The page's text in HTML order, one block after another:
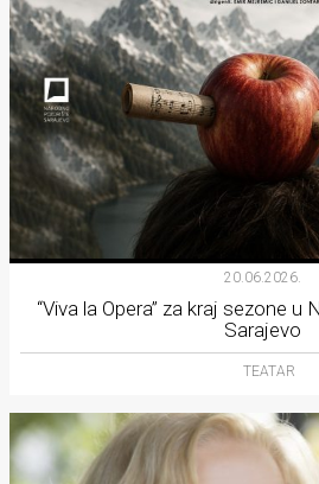
20.06.2026.
“Viva la Opera” za kraj sezone
Sarajevo
TEATAR